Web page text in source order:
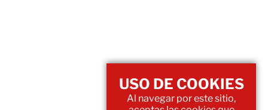
USO DE COOKIES
Al navegar por este sitio,